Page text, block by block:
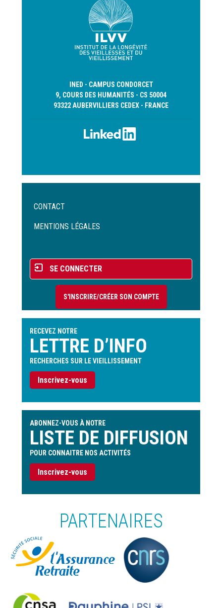
INED - CAMPUS CONDORCET
9, COURS DES HUMANITÉS - CS 50004
93322 AUBERVILLIERS CEDEX - FRANCE
Menu
de
CONTACT
MENTIONS LÉGALES
Menu
du
compte
l'utilisateur
SE CONNECTER
S'INSCRIRE/CRÉER SON COMPTE
RECEVEZ NOTRE
LETTRE D’INFO
RECHERCHES SUR LE VIEILLISSEMENT
Inscrivez-vous
ABONNEZ-VOUS À NOTRE
LISTE DE DIFFUSION
POUR CONNAITRE NOS ACTIVITÉS
Inscrivez-vous
PARTENAIRES